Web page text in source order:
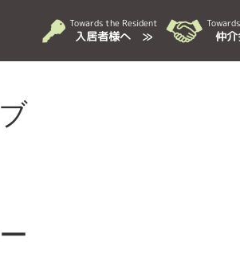
Towards the Resident
入居者様へ ≫ 仲